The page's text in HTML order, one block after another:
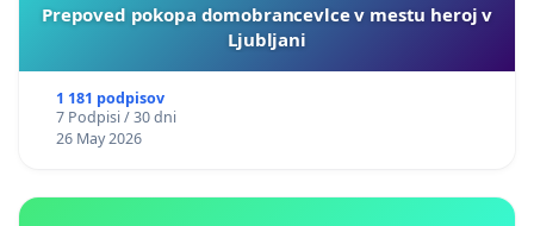
Prepoved pokopa domobrancevlce v mestu heroj v
Ljubljani
1 181 podpisov
7 Podpisi / 30 dni
26 May 2026